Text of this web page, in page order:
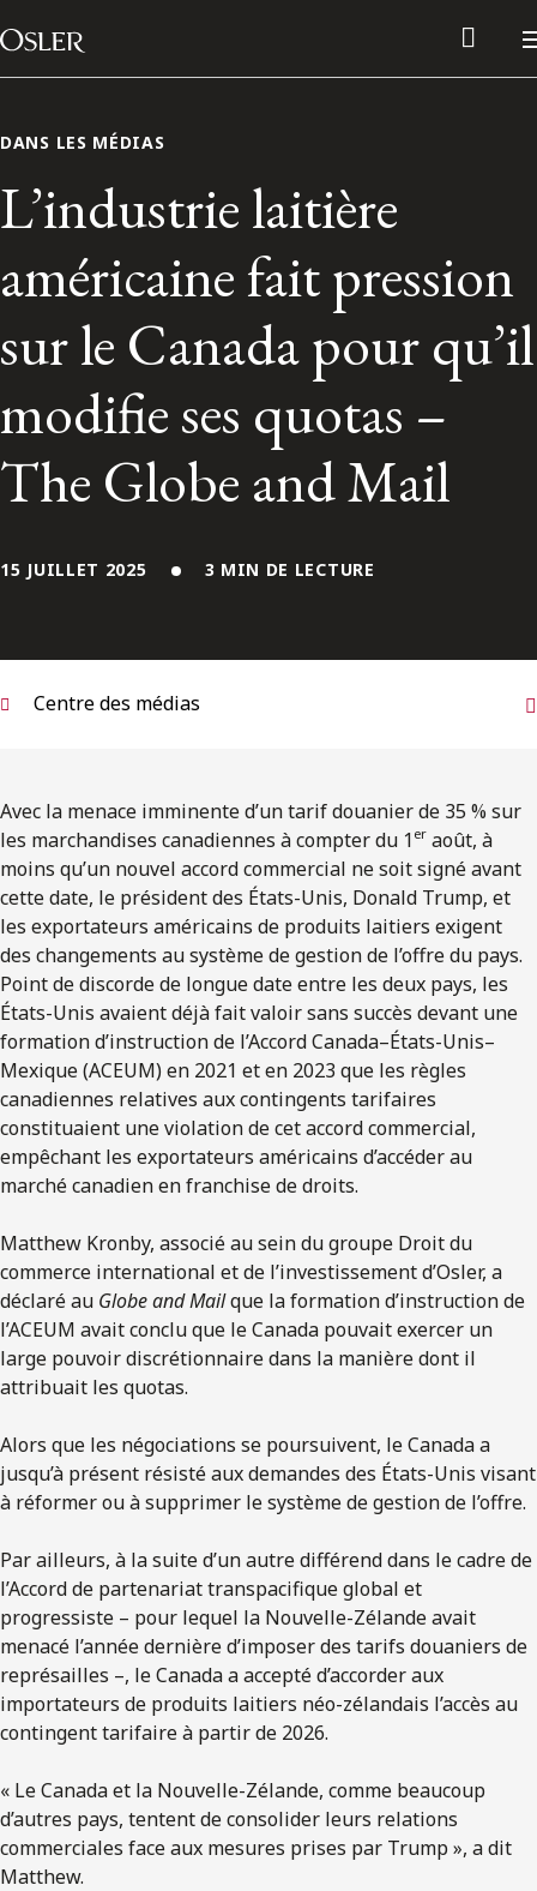
Passer au contenu
Main Navigation
Réseau des anciens d’Osler
Contactez-nous
S’abonner
DANS LES MÉDIAS
L’industrie laitière
américaine fait pression
sur le Canada pour qu’il
modifie ses quotas –
The Globe and Mail
15 JUILLET 2025 3 MIN DE LECTURE
Centre des médias
Avec la menace imminente d’un tarif douanier de 35 % sur
les marchandises canadiennes à compter du 1 er août, à
moins qu’un nouvel accord commercial ne soit signé avant
cette date, le président des États-Unis, Donald Trump, et
les exportateurs américains de produits laitiers exigent
des changements au système de gestion de l’offre du pays.
Point de discorde de longue date entre les deux pays, les
États-Unis avaient déjà fait valoir sans succès devant une
formation d’instruction de l’Accord Canada–États-Unis–
Mexique (ACEUM) en 2021 et en 2023 que les règles
canadiennes relatives aux contingents tarifaires
constituaient une violation de cet accord commercial,
empêchant les exportateurs américains d’accéder au
marché canadien en franchise de droits.
Matthew Kronby, associé au sein du groupe Droit du
commerce international et de l’investissement d’Osler, a
déclaré au Globe and Mailque la formation d’instruction de
l’ACEUM avait conclu que le Canada pouvait exercer un
large pouvoir discrétionnaire dans la manière dont il
attribuait les quotas.
Alors que les négociations se poursuivent, le Canada a
jusqu’à présent résisté aux demandes des États-Unis visant
à réformer ou à supprimer le système de gestion de l’offre.
Par ailleurs, à la suite d’un autre différend dans le cadre de
l’Accord de partenariat transpacifique global et
progressiste – pour lequel la Nouvelle-Zélande avait
menacé l’année dernière d’imposer des tarifs douaniers de
représailles –, le Canada a accepté d’accorder aux
importateurs de produits laitiers néo-zélandais l’accès au
contingent tarifaire à partir de 2026.
« Le Canada et la Nouvelle-Zélande, comme beaucoup
d’autres pays, tentent de consolider leurs relations
commerciales face aux mesures prises par Trump », a dit
Matthew.